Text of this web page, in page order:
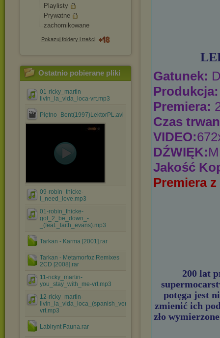
Playlisty
Prywatne
zachomikowane
Pokazuj foldery i treści
Ostatnio pobierane pliki
01-ricky_martin-
livin_la_vida_loca-vrt.mp3
Piętno_Bent(1997)LektorPL.avi
09-robin_thicke-
i_need_love.mp3
01-robin_thicke-
got_2_be_down_-
_(feat._faith_evans).mp3
Tarkan - Karma [2001].rar
Tarkan - Metamorfoz Remixes
2CD [2008].rar
11-ricky_martin-
you_stay_with_me-vrt.mp3
12-ricky_martin-
livin_la_vida_loca_(spanish_version)-
vrt.mp3
Labirynt Fauna.rar
Gatunek:
Produkcja:
Premiera:
Czas
VIDEO:
DŹWIĘK:
Jakość
Premiera
200 lat
potęga jest
zmienić ich
zło